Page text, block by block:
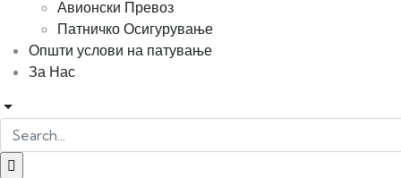
Авионски Превоз
Патничко Осигурување
Општи услови на патување
За Нас